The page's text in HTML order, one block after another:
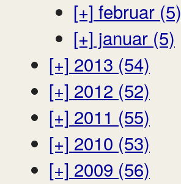
[+] februar (5)
[+] januar (5)
[+] 2013 (54)
[+] 2012 (52)
[+] 2011 (55)
[+] 2010 (53)
[+] 2009 (56)